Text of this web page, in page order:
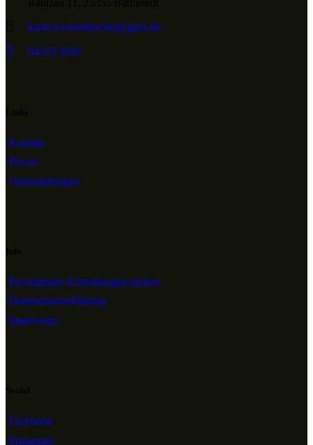
karin.weissenbacher@gmx.de
04123 3026
Kontakt
Presse
Veranstaltungen
Privatsphäre-Einstellungen ändern
Datenschutzerklärung
Impressum
Facebook
Instagram